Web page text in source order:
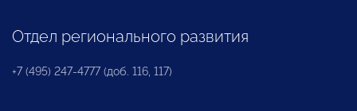
Отдел регионального развития
+7 (495) 247-4777 (доб. 116, 117)